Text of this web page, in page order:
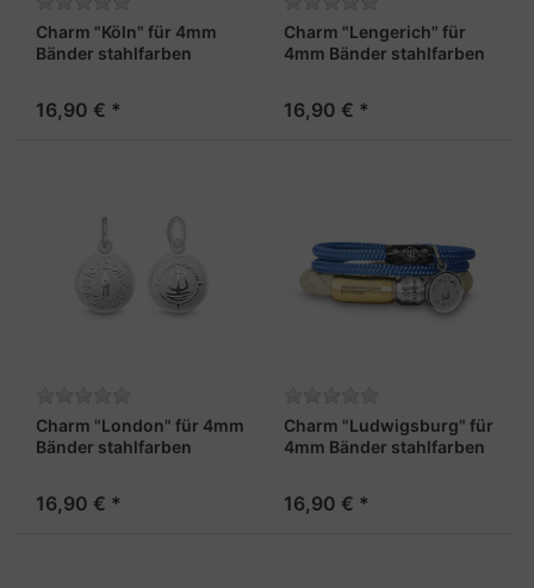
Charm "Köln" für 4mm
Bänder stahlfarben
16,90 € *
Charm "Lengerich" für
4mm Bänder stahlfarben
16,90 € *
Charm "London" für 4mm
Bänder stahlfarben
16,90 € *
Charm "Ludwigsburg" für
4mm Bänder stahlfarben
16,90 € *